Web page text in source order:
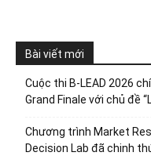
Bài viết mới
Cuộc thi B-LEAD 2026
Grand Finale với chủ đề
Chương trình Market
Decision Lab đã chinh